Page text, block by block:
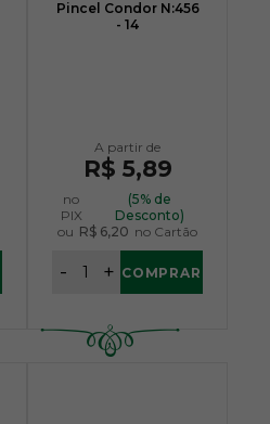
Pincel Condor N:456
- 14
R$ 5,89
no
PIX
(5% de
Desconto)
ou R$ 6,20 no Cartão
+
- COMPRAR